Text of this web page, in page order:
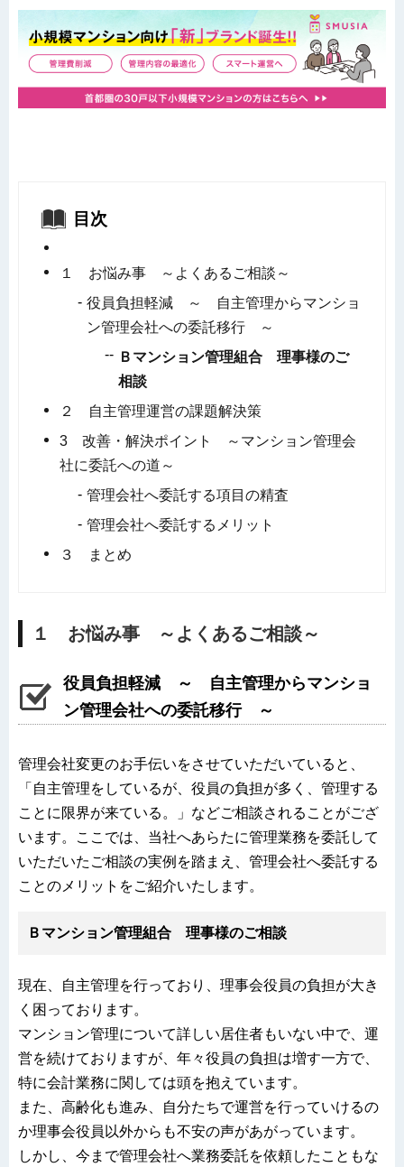
目次
１ お悩み事 ～よくあるご相談～
役員負担軽減 ～ 自主管理からマンショ
ン管理会社への委託移行 ～
Ｂマンション管理組合 理事様のご
相談
２ 自主管理運営の課題解決策
3 改善・解決ポイント ～マンション管理会
社に委託への道～
管理会社へ委託する項目の精査
管理会社へ委託するメリット
３ まとめ
１ お悩み事 ～よくあるご相談～
役員負担軽減 ～ 自主管理からマンショ
ン管理会社への委託移行 ～
管理会社変更のお手伝いをさせていただいていると、
「自主管理をしているが、役員の負担が多く、管理する
ことに限界が来ている。」などご相談されることがござ
います。ここでは、当社へあらたに管理業務を委託して
いただいたご相談の実例を踏まえ、管理会社へ委託する
ことのメリットをご紹介いたします。
Ｂマンション管理組合 理事様のご相談
現在、自主管理を行っており、理事会役員の負担が大き
く困っております。
マンション管理について詳しい居住者もいない中で、運
営を続けておりますが、年々役員の負担は増す一方で、
特に会計業務に関しては頭を抱えています。
また、高齢化も進み、自分たちで運営を行っていけるの
か理事会役員以外からも不安の声があがっています。
しかし、今まで管理会社へ業務委託を依頼したこともな